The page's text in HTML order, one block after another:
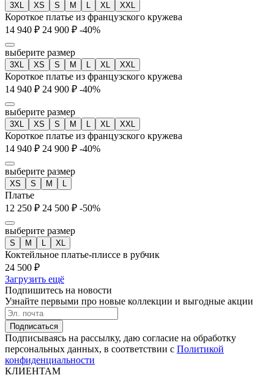
3XL XS S M L XL XXL
Короткое платье из французского кружева
14 940 ₽ 24 900 ₽ -40%
выберите размер
3XL XS S M L XL XXL
Короткое платье из французского кружева
14 940 ₽ 24 900 ₽ -40%
выберите размер
3XL XS S M L XL XXL
Короткое платье из французского кружева
14 940 ₽ 24 900 ₽ -40%
выберите размер
XS S M L
Платье
12 250 ₽ 24 500 ₽ -50%
выберите размер
S M L XL
Коктейльное платье-плиссе в рубчик
24 500 ₽
Загрузить ещё
Подпишитесь на новости
Узнайте первыми про новые коллекции и выгодные акции
Подписаться
Подписываясь на рассылку, даю согласие на обработку
персональных данных, в соответствии с Политикой
конфиденциальности
КЛИЕНТАМ